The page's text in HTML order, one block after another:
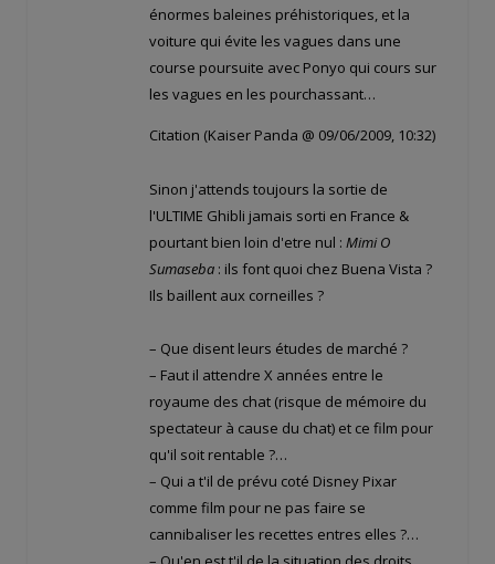
énormes baleines préhistoriques, et la
voiture qui évite les vagues dans une
course poursuite avec Ponyo qui cours sur
les vagues en les pourchassant…
Citation (Kaiser Panda @ 09/06/2009, 10:32)
Sinon j'attends toujours la sortie de
l'ULTIME Ghibli jamais sorti en France &
pourtant bien loin d'etre nul : Mimi O
Sumaseba : ils font quoi chez Buena Vista ?
Ils baillent aux corneilles ?
– Que disent leurs études de marché ?
– Faut il attendre X années entre le
royaume des chat (risque de mémoire du
spectateur à cause du chat) et ce film pour
qu'il soit rentable ?…
– Qui a t'il de prévu coté Disney Pixar
comme film pour ne pas faire se
cannibaliser les recettes entres elles ?…